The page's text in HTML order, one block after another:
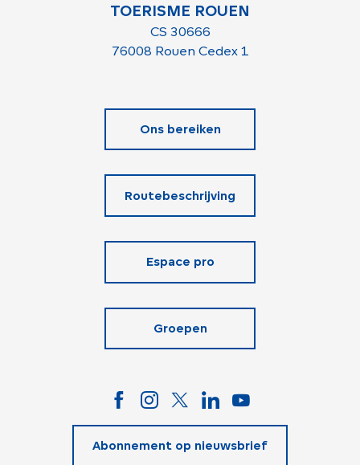
TOERISME ROUEN
CS 30666
76008 Rouen Cedex 1
Ons bereiken
Routebeschrijving
Espace pro
Groepen
Abonnement op nieuwsbrief